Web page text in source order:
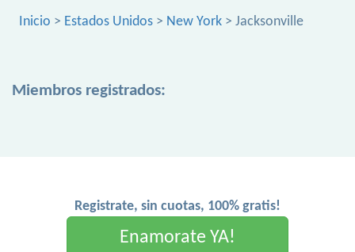
Inicio > Estados Unidos > New York > Jacksonville
Miembros registrados:
Registrate, sin cuotas, 100% gratis!
Enamorate YA!